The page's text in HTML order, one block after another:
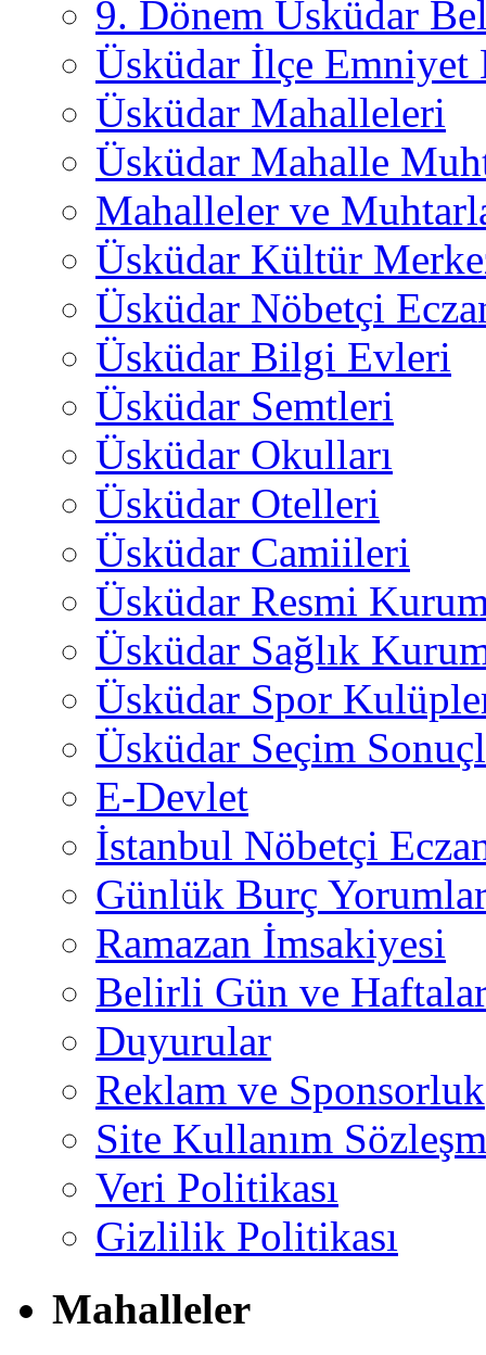
9. Dönem Üsküdar
Üsküdar İlçe
Üsküdar Mahalleleri
Üsküdar Mahalle
Mahalleler ve
Üsküdar Kültür
Üsküdar Nöbetçi
Üsküdar Bilgi Evleri
Üsküdar Semtleri
Üsküdar Okulları
Üsküdar Otelleri
Üsküdar Camiileri
Üsküdar Resmi
Üsküdar Sağlık
Üsküdar Spor
Üsküdar Seçim
E-Devlet
İstanbul Nöbetçi
Günlük Burç
Ramazan İmsakiyesi
Belirli Gün ve
Duyurular
Reklam ve Sponsorluk
Site Kullanım
Veri Politikası
Gizlilik Politikası
Mahalleler